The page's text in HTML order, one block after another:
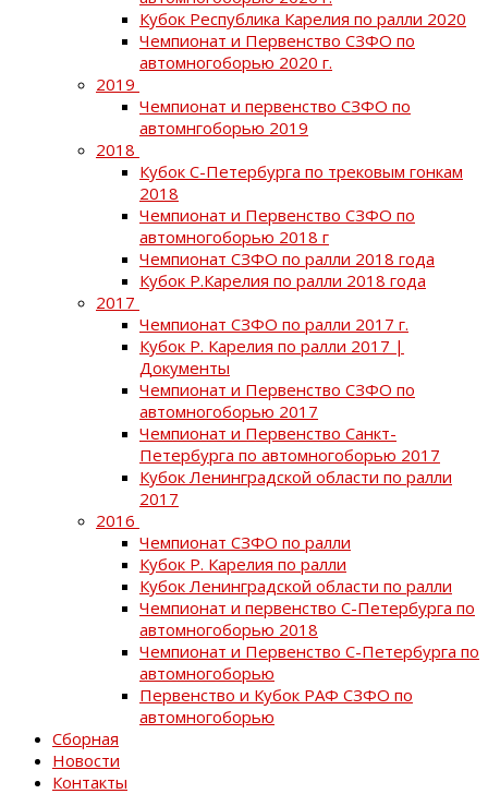
Кубок Республика Карелия по ралли 2020
Чемпионат и Первенство СЗФО по
автомногоборью 2020 г.
2019
Чемпионат и первенство СЗФО по
автомнгоборью 2019
2018
Кубок С-Петербурга по трековым гонкам
2018
Чемпионат и Первенство СЗФО по
автомногоборью 2018 г
Чемпионат СЗФО по ралли 2018 года
Кубок Р.Карелия по ралли 2018 года
2017
Чемпионат СЗФО по ралли 2017 г.
Кубок Р. Карелия по ралли 2017 |
Документы
Чемпионат и Первенство СЗФО по
автомногоборью 2017
Чемпионат и Первенство Санкт-
Петербурга по автомногоборью 2017
Кубок Ленинградской области по ралли
2017
2016
Чемпионат СЗФО по ралли
Кубок Р. Карелия по ралли
Кубок Ленинградской области по ралли
Чемпионат и первенство С-Петербурга по
автомногоборью 2018
Чемпионат и Первенство С-Петербурга по
автомногоборью
Первенство и Кубок РАФ СЗФО по
автомногоборью
Сборная
Новости
Контакты